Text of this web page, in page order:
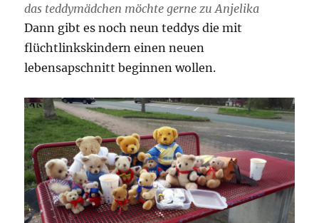
das teddymädchen möchte gerne zu Anjelika
Dann gibt es noch neun teddys die mit
flüchtlinkskindern einen neuen
lebensapschnitt beginnen wollen.